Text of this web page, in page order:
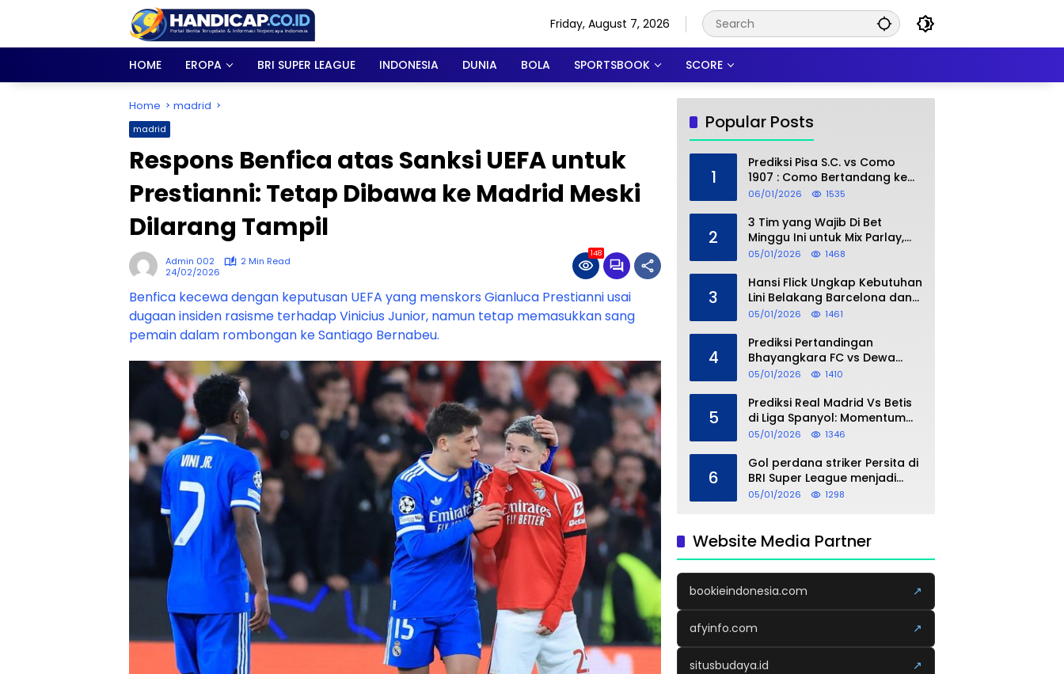
Friday, August 7, 2026
HOME EROPA BRI SUPER LEAGUE INDONESIA DUNIA BOLA SPORTSBOOK SCORE
Home madrid
madrid
Respons Benfica atas Sanksi UEFA untuk
Prestianni: Tetap Dibawa ke Madrid Meski
Dilarang Tampil
Admin 002
2 Min Read
24/02/2026
148
Benfica kecewa dengan keputusan UEFA yang menskors Gianluca Prestianni usai
dugaan insiden rasisme terhadap Vinicius Junior, namun tetap memasukkan sang
pemain dalam rombongan ke Santiago Bernabeu.
Popular Posts
1
Prediksi Pisa S.C. vs Como
1907 : Como Bertandang ke
Markas Pisa, Mampukah
Mencuri Poin?
06/01/2026 1535
2
3 Tim yang Wajib Di Bet
Minggu Ini untuk Mix Parlay,
Peluang Menang Lebih Besar
05/01/2026 1468
3
Hansi Flick Ungkap Kebutuhan
Lini Belakang Barcelona dan
Target Bursa Transfer
05/01/2026 1461
4
Prediksi Pertandingan
Bhayangkara FC vs Dewa
United: Analisis, Head to
05/01/2026 1410
5
Prediksi Real Madrid Vs Betis
di Liga Spanyol: Momentum
Awal 2026 Jadi Taruhan
05/01/2026 1346
6
Gol perdana striker Persita di
BRI Super League menjadi
momen emosional yang
05/01/2026 1298
Website Media Partner
bookieindonesia.com ↗
afyinfo.com ↗
situsbudaya.id ↗